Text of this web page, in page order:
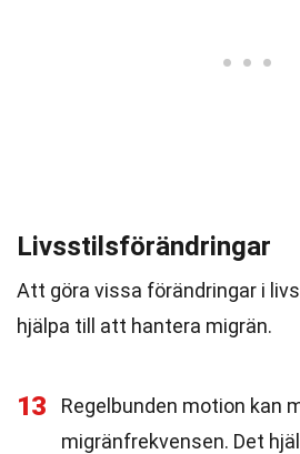
Livsstilsförändringar
Att göra vissa förändringar i
hjälpa till att hantera migrän.
13
Regelbunden motion kan
migränfrekvensen. Det